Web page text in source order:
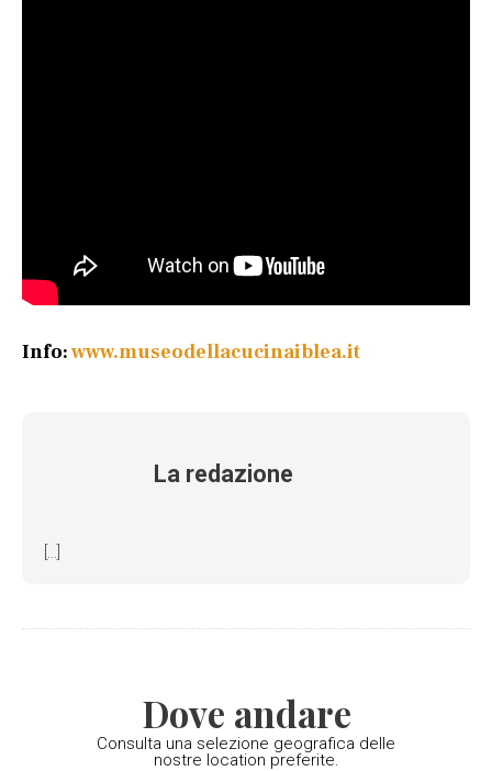
Info:www.museodellacucinaiblea.it
La redazione
[...]
Dove andare
Consulta una selezione geografica delle
nostre location preferite.